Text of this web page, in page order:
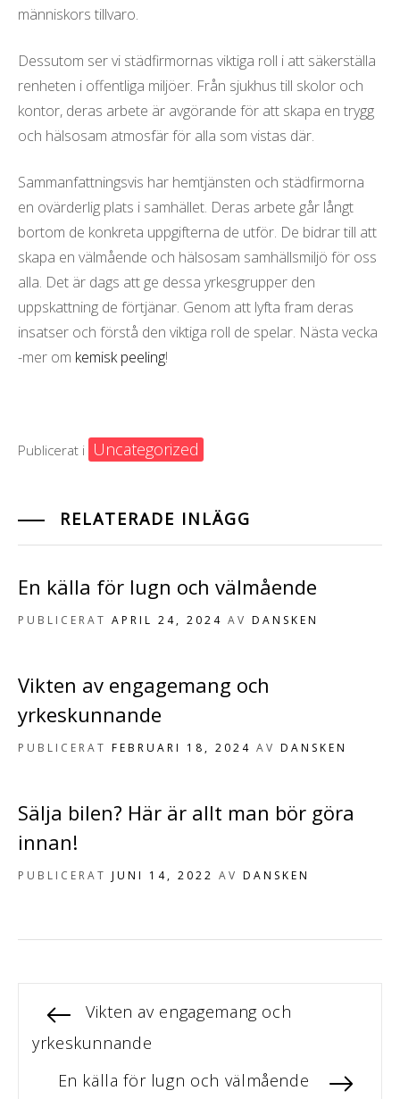
människors tillvaro.
Dessutom ser vi städfirmornas viktiga roll i att säkerställa
renheten i offentliga miljöer. Från sjukhus till skolor och
kontor, deras arbete är avgörande för att skapa en trygg
och hälsosam atmosfär för alla som vistas där.
Sammanfattningsvis har hemtjänsten och städfirmorna
en ovärderlig plats i samhället. Deras arbete går långt
bortom de konkreta uppgifterna de utför. De bidrar till att
skapa en välmående och hälsosam samhällsmiljö för oss
alla. Det är dags att ge dessa yrkesgrupper den
uppskattning de förtjänar. Genom att lyfta fram deras
insatser och förstå den viktiga roll de spelar. Nästa vecka
-mer om kemisk peeling!
Publicerat i Uncategorized
RELATERADE INLÄGG
En källa för lugn och välmående
PUBLICERAT APRIL 24, 2024 AV DANSKEN
Vikten av engagemang och
yrkeskunnande
PUBLICERAT FEBRUARI 18, 2024 AV DANSKEN
Sälja bilen? Här är allt man bör göra
innan!
PUBLICERAT JUNI 14, 2022 AV DANSKEN
F
ö
Vikten av engagemang och
yrkeskunnande
N
En källa för lugn och välmående